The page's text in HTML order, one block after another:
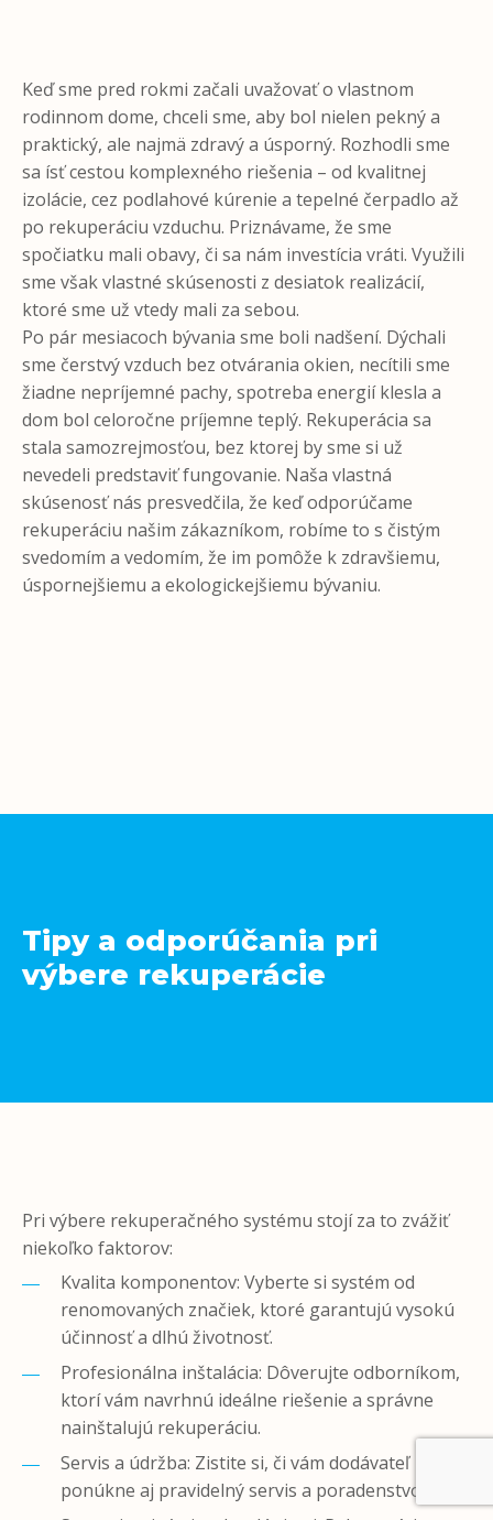
Keď sme pred rokmi začali uvažovať o vlastnom
rodinnom dome, chceli sme, aby bol nielen pekný a
praktický, ale najmä zdravý a úsporný. Rozhodli sme
sa ísť cestou komplexného riešenia – od kvalitnej
izolácie, cez podlahové kúrenie a tepelné čerpadlo až
po rekuperáciu vzduchu. Priznávame, že sme
spočiatku mali obavy, či sa nám investícia vráti. Využili
sme však vlastné skúsenosti z desiatok realizácií,
ktoré sme už vtedy mali za sebou.
Po pár mesiacoch bývania sme boli nadšení. Dýchali
sme čerstvý vzduch bez otvárania okien, necítili sme
žiadne nepríjemné pachy, spotreba energií klesla a
dom bol celoročne príjemne teplý. Rekuperácia sa
stala samozrejmosťou, bez ktorej by sme si už
nevedeli predstaviť fungovanie. Naša vlastná
skúsenosť nás presvedčila, že keď odporúčame
rekuperáciu našim zákazníkom, robíme to s čistým
svedomím a vedomím, že im pomôže k zdravšiemu,
úspornejšiemu a ekologickejšiemu bývaniu.
Tipy a odporúčania pri
výbere rekuperácie
Pri výbere rekuperačného systému stojí za to zvážiť
niekoľko faktorov:
Kvalita komponentov: Vyberte si systém od
renomovaných značiek, ktoré garantujú vysokú
účinnosť a dlhú životnosť.
Profesionálna inštalácia: Dôverujte odborníkom,
ktorí vám navrhnú ideálne riešenie a správne
nainštalujú rekuperáciu.
Servis a údržba: Zistite si, či vám dodávateľ
ponúkne aj pravidelný servis a poradenstvo.